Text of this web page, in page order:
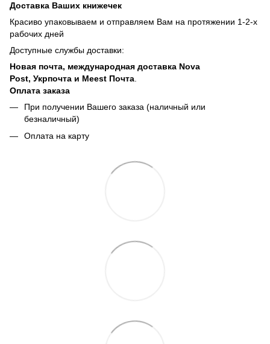
Доставка Ваших книжечек
Красиво упаковываем и отправляем Вам на протяжении 1-2-х
рабочих дней
Доступные службы доставки:
Новая почта, международная доставка Nova
Post, Укрпочта и Meest Почта
Оплата заказа
При получении Вашего заказа (наличный или
безналичный)
Оплата на карту